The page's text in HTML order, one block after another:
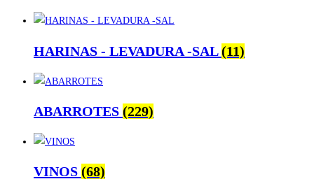
HARINAS - LEVADURA -SAL(11)
ABARROTES (229)
VINOS (68)